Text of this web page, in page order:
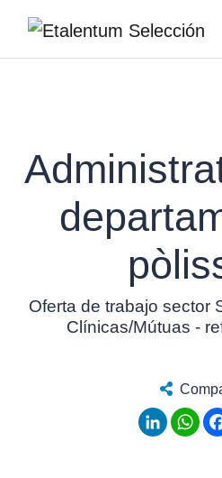
Oferta de trabajo sector
Clínicas/Mútuas -
LinkedIn